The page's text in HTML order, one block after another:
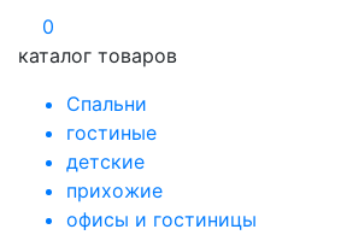
0
каталог товаров
Спальни
гостиные
детские
прихожие
офисы и гостиницы